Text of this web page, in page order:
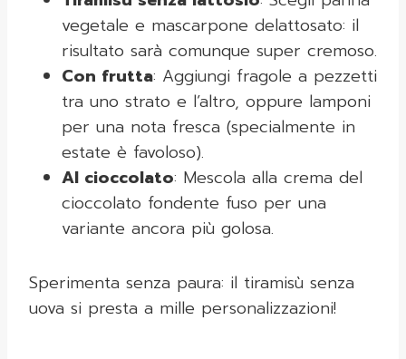
vegetale e mascarpone delattosato: il
risultato sarà comunque super cremoso.
Con frutta: Aggiungi fragole a pezzetti
tra uno strato e l’altro, oppure lamponi
per una nota fresca (specialmente in
estate è favoloso).
Al cioccolato: Mescola alla crema del
cioccolato fondente fuso per una
variante ancora più golosa.
Sperimenta senza paura: il tiramisù senza
uova si presta a mille personalizzazioni!